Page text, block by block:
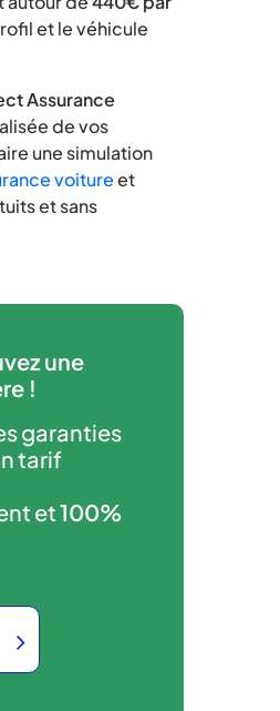
et le véhicule
Assurance
de vos
une simulation
voitureet
et sans
une
!
garanties
tarif
et100%